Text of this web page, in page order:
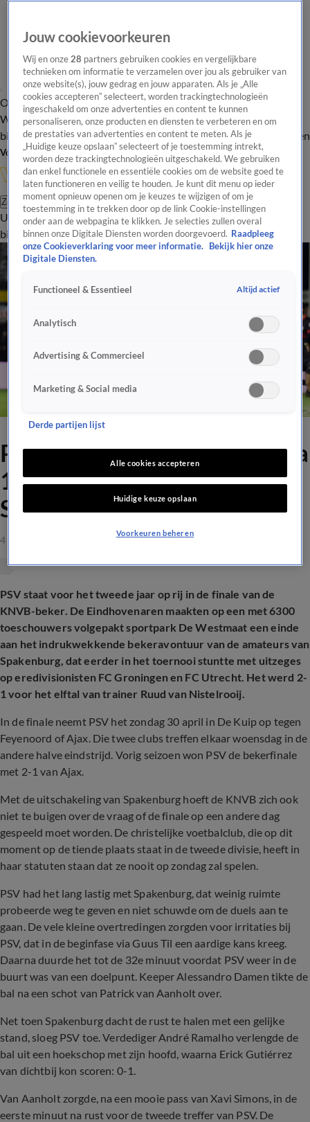
Overzicht Onze programma's Uitzendingen Onze gezichten
In de
WandelgangenInterviewsUitzending
bijwonenPodcastShopVeelgestelde vragenKijkersvraag insturen
Volg Vandaag Inside
Zoeken
UitzendingenVandaag InsideDe OranjezomerShopUitzending
bijwonen
PSV opnieuw bekerfinalist na
1-2 overwinning op
Spakenburg
4 apr 2023, 22:06
PSV staat voor het tweede jaar op rij in de finale van de
KNVB-beker. De Eindhovenaren maakten op een met 6300
toeschouwers volgepakt sportpark De Westmaat een einde
aan het indrukwekkende bekeravontuur van de amateurs van
Spakenburg, dat eerder in het toernooi stuntte met uitzeges
op eredivisionisten FC Groningen en FC Utrecht. Het werd 2-
1 voor het elftal van trainer Ruud van Nistelrooij.
In de finale neemt PSV het zondag 30 april in De Kuip op tegen
Feyenoord of Ajax. Die twee clubs treffen elkaar woensdag in de
andere halve eindstrijd. Vorig seizoen won PSV de bekerfinale
met 2-1 van Ajax.
Met de uitschakeling van Spakenburg hoeft de KNVB zich ook
niet te buigen over de vraag of de finale op een andere dag
gespeeld moet worden. De christelijke voetbalclub, die op dit
moment op de tiende plaats staat in de tweede divisie, heeft in
haar statuten staan dat ze nooit op zondag zal spelen.
PSV had het lang lastig met Spakenburg, dat weinig ruimte
probeerde weg te geven en niet schuwde om de duels aan te
gaan. De vele kleine overtredingen zorgden voor irritaties bij
PSV, dat in de beginfase via Guus Til een aardige kans kreeg.
Daarna duurde het tot de 32e minuut voordat PSV weer in de
buurt was van een doelpunt. Keeper Alessandro Damen tikte de
bal na een schot van Patrick van Aanholt over.
Net toen Spakenburg dacht de rust te halen met een gelijke
stand, sloeg PSV toe. Verdediger André Ramalho verlengde de
bal uit een hoekschop met zijn hoofd, waarna Erick Gutiérrez
van dichtbij kon scoren: 0-1.
Van Aanholt zorgde, na een mooie pass van Xavi Simons, in de
eerste minuut na rust voor de tweede treffer van PSV. De
Jouw cookievoorkeuren
Wij en onze28 partners gebruiken cookies en vergelijkbare
technieken om informatie te verzamelen over jou als gebruiker van
onze website(s), jouw gedrag en jouw apparaten. Als je „Alle
cookies accepteren” selecteert, worden trackingtechnologieën
ingeschakeld om onze advertenties en content te kunnen
personaliseren, onze producten en diensten te verbeteren en om
de prestaties van advertenties en content te meten. Als je
„Huidige keuze opslaan” selecteert of je toestemming intrekt,
worden deze trackingtechnologieën uitgeschakeld. We gebruiken
dan enkel functionele en essentiële cookies om de website goed te
laten functioneren en veilig te houden. Je kunt dit menu op ieder
moment opnieuw openen om je keuzes te wijzigen of om je
toestemming in te trekken door op de link Cookie-instellingen
onder aan de webpagina te klikken. Je selecties zullen overal
binnen onze Digitale Diensten worden doorgevoerd. Raadpleeg
onze Cookieverklaring voor meer informatie.
Bekijk hier onze
Digitale Diensten.
Functioneel & Essentieel Altijd actief
Analytisch
Advertising & Commercieel
Marketing & Social media
Derde partijen lijst
Alle cookies accepteren
Huidige keuze opslaan
Voorkeuren beheren